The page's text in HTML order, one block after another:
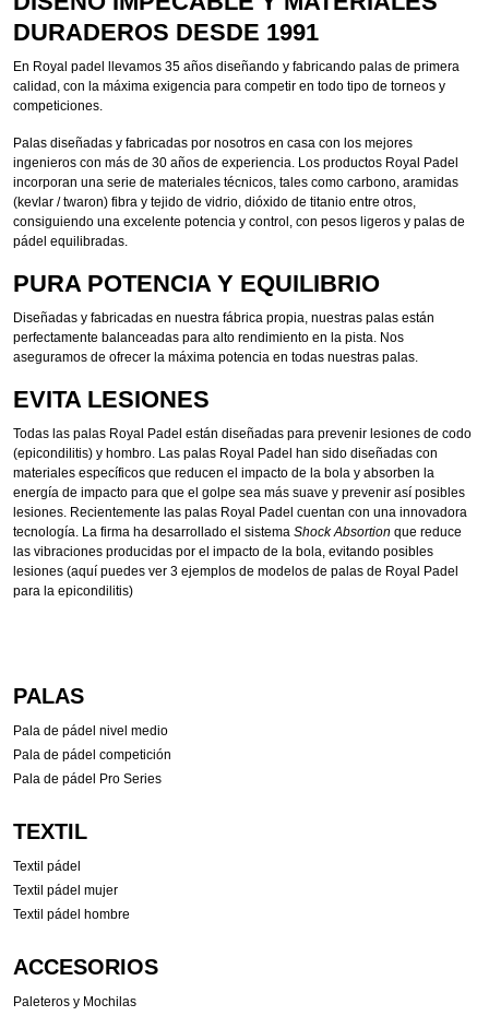
DURADEROS DESDE 1991
En Royal padel llevamos 35 años diseñando y fabricando palas de primera
calidad, con la máxima exigencia para competir en todo tipo de torneos y
competiciones.
Palas diseñadas y fabricadas por nosotros en casa con los mejores
ingenieros con más de 30 años de experiencia. Los productos Royal Padel
incorporan una serie de materiales técnicos, tales como carbono, aramidas
(kevlar / twaron) fibra y tejido de vidrio, dióxido de titanio entre otros,
consiguiendo una excelente potencia y control, con pesos ligeros y palas de
pádel equilibradas.
PURA POTENCIA Y EQUILIBRIO
Diseñadas y fabricadas en nuestra fábrica propia, nuestras palas están
perfectamente balanceadas para alto rendimiento en la pista. Nos
aseguramos de ofrecer la máxima potencia en todas nuestras palas.
EVITA LESIONES
Todas las palas Royal Padel están diseñadas para prevenir lesiones de codo
(epicondilitis) y hombro. Las palas Royal Padel han sido diseñadas con
materiales específicos que reducen el impacto de la bola y absorben la
energía de impacto para que el golpe sea más suave y prevenir así posibles
lesiones. Recientemente las palas Royal Padel cuentan con una innovadora
tecnología. La firma ha desarrollado el sistema Shock Absortion que reduce
las vibraciones producidas por el impacto de la bola, evitando posibles
lesiones (aquí puedes ver 3 ejemplos de modelos de palas de Royal Padel
para la epicondilitis)
PALAS
Pala de pádel nivel medio
Pala de pádel competición
Pala de pádel Pro Series
TEXTIL
Textil pádel
Textil pádel mujer
Textil pádel hombre
ACCESORIOS
Paleteros y Mochilas